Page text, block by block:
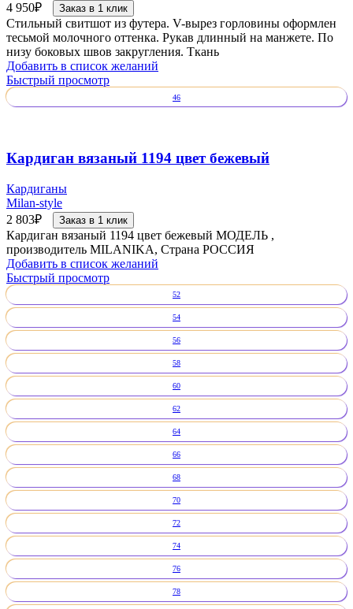
4 950₽ Заказ в 1 клик
Стильный свитшот из футера. V-вырез горловины оформлен
тесьмой молочного оттенка. Рукав длинный на манжете. По
низу боковых швов закругления. Ткань
Добавить в список желаний
Быстрый просмотр
46
Кардиган вязаный 1194 цвет бежевый
Кардиганы
Milan-style
2 803₽ Заказ в 1 клик
Кардиган вязаный 1194 цвет бежевый МОДЕЛЬ ,
производитель MILANIKA, Страна РОССИЯ
Добавить в список желаний
Быстрый просмотр
52
54
56
58
60
62
64
66
68
70
72
74
76
78